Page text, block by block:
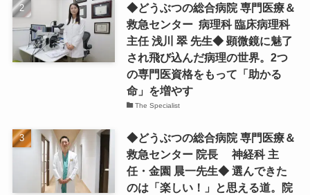
◆どうぶつの総合病院 専門医療＆
救急センター 病理科 臨床病理科
主任 浅川 翠 先生◆ 顕微鏡に魅了
され飛び込んだ病理の世界。2つ
の専門医資格をもって「助かる
命」を増やす
The Specialist
◆どうぶつの総合病院 専門医療＆
救急センター 院長 神経科 主
任・金園 晨一先生◆ 選んできた
のは「楽しい！」と思える道。院